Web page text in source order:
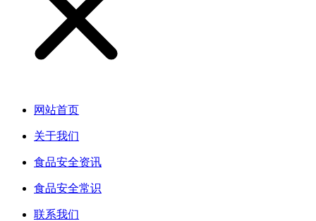
网站首页
关于我们
食品安全资讯
食品安全常识
联系我们